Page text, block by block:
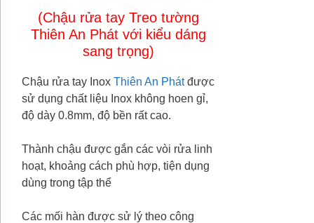
(Chậu rửa tay Treo tường
Thiên An Phát với kiểu dáng
sang trọng)
Chậu rửa tay Inox Thiên An Phátđược
sử dụng chất liệu Inox không hoen gỉ,
độ dày 0.8mm, độ bền rất cao.
Thành chậu được gắn các vòi rửa linh
hoạt, khoảng cách phù hợp, tiện dụng
dùng trong tập thể
Các mối hàn được sử lý theo công